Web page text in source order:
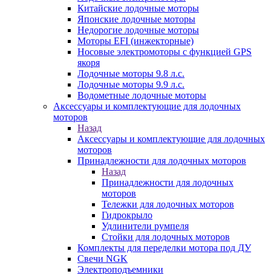
Китайские лодочные моторы
Японские лодочные моторы
Недорогие лодочные моторы
Моторы EFI (инжекторные)
Носовые электромоторы с функцией GPS
якоря
Лодочные моторы 9.8 л.с.
Лодочные моторы 9.9 л.с.
Водометные лодочные моторы
Аксессуары и комплектующие для лодочных
моторов
Назад
Аксессуары и комплектующие для лодочных
моторов
Принадлежности для лодочных моторов
Назад
Принадлежности для лодочных
моторов
Тележки для лодочных моторов
Гидрокрыло
Удлинители румпеля
Стойки для лодочных моторов
Комплекты для переделки мотора под ДУ
Свечи NGK
Электроподъемники